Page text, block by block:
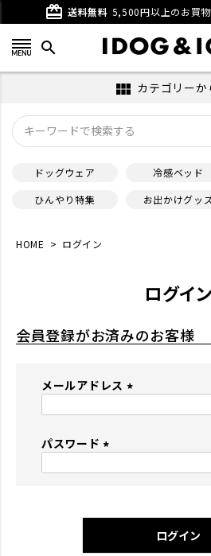
card_giftcard 送料無料 5,500円以上のお買
search
view_module カテゴリーか
ドッグウェア 冷感ベッド
ひんやり特集
お出かけグッ
HOME ログイン
ログイン
会員登録がお済みのお客様
メールアドレス
パスワード
)
ログイン